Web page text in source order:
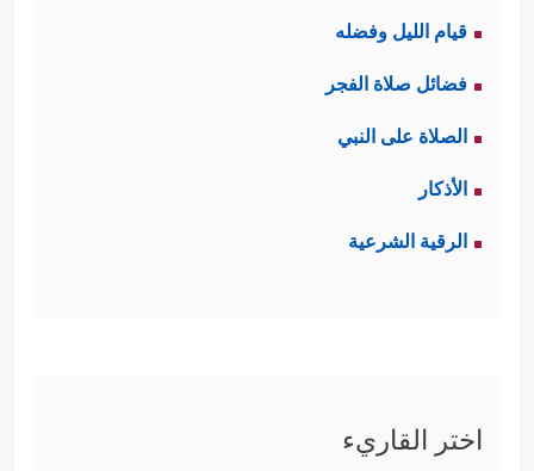
قيام الليل وفضله
فضائل صلاة الفجر
الصلاة على النبي
الأذكار
الرقية الشرعية
اختر القاريء